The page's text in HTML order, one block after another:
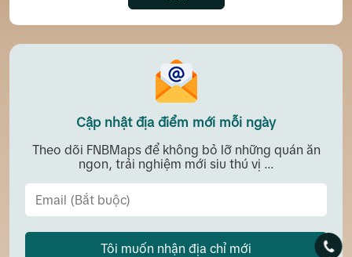
Cập nhật địa điểm mới mỗi ngày
Theo dõi FNBMaps để không bỏ lỡ những quán ăn
ngon, trải nghiệm mới siu thú vị ...
Tôi muốn nhận địa chỉ mới